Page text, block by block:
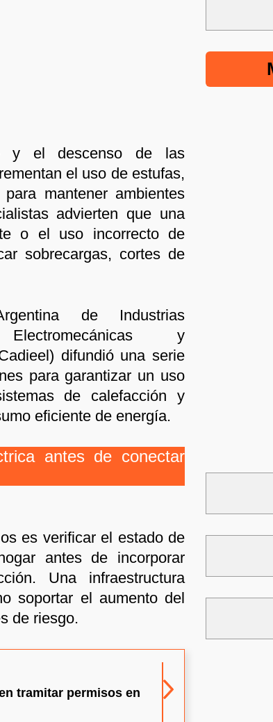
y el descenso de las
el uso de estufas,
mantener ambientes
advierten que una
o el uso incorrecto de
sobrecargas, cortes de
de Industrias
y
difundió una serie
para garantizar un uso
de calefacción y
eficiente de energía.
antes de conectar
es verificar el estado de
antes de incorporar
Una infraestructura
soportar el aumento del
de riesgo.
tramitar permisos en